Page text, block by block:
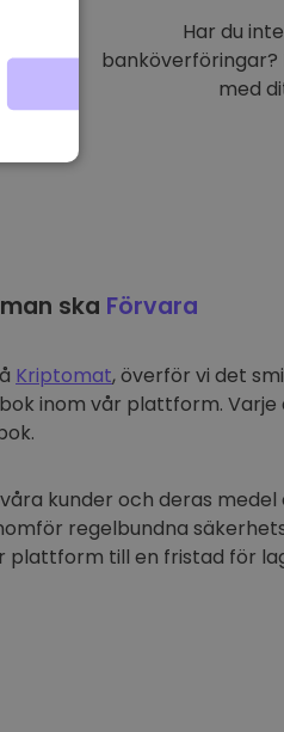
Har du
med
ska Förvara
Kriptomat, överför vi det
inom vår plattform. Varje
kunder och deras
regelbundna
plattform till en fristad för